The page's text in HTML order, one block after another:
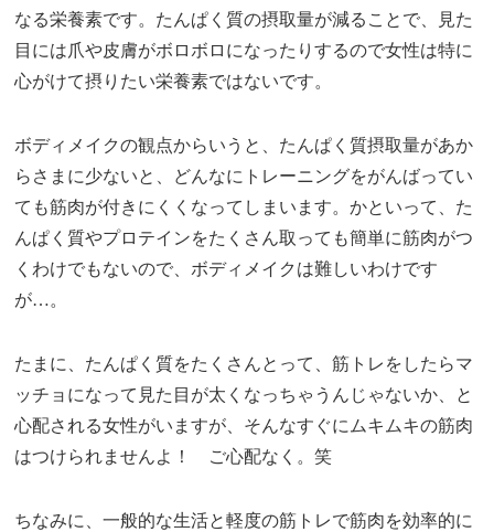
なる栄養素です。たんぱく質の摂取量が減ることで、見た
目には爪や皮膚がボロボロになったりするので女性は特に
心がけて摂りたい栄養素ではないです。
ボディメイクの観点からいうと、たんぱく質摂取量があか
らさまに少ないと、どんなにトレーニングをがんばってい
ても筋肉が付きにくくなってしまいます。かといって、た
んぱく質やプロテインをたくさん取っても簡単に筋肉がつ
くわけでもないので、ボディメイクは難しいわけです
が…。
たまに、たんぱく質をたくさんとって、筋トレをしたらマ
ッチョになって見た目が太くなっちゃうんじゃないか、と
心配される女性がいますが、そんなすぐにムキムキの筋肉
はつけられませんよ！ ご心配なく。笑
ちなみに、一般的な生活と軽度の筋トレで筋肉を効率的に